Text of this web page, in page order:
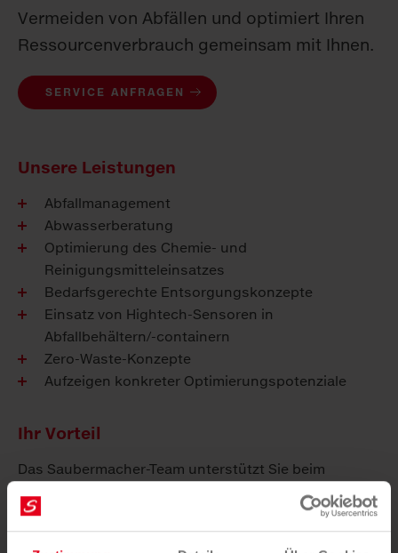
Vermeiden von Abfällen und optimiert Ihren
Ressourcenverbrauch gemeinsam mit Ihnen.
SERVICE ANFRAGEN
Unsere Leistungen
Abfallmanagement
Abwasserberatung
Optimierung des Chemie- und
Reinigungsmitteleinsatzes
Bedarfsgerechte Entsorgungskonzepte
Einsatz von Hightech-Sensoren in
Abfallbehältern/-containern
Zero-Waste-Konzepte
Aufzeigen konkreter Optimierungspotenziale
Ihr Vorteil
Das Saubermacher-Team unterstützt Sie beim
verantwortungsvollen, nachhaltigen Umgang mit
sämtlichen verfügbaren Rohstoffen und eröffnet
Ihnen erhebliche Einsparpotenziale.